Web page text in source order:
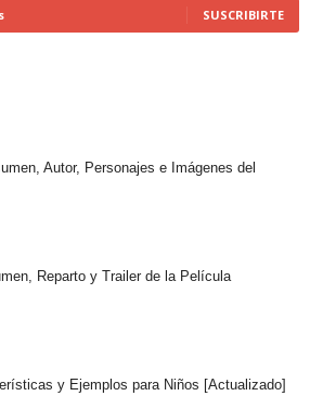
SUSCRIBIRTE
Autor, Personajes e Imágenes del
Reparto y Trailer de la Película
y Ejemplos para Niños [Actualizado]